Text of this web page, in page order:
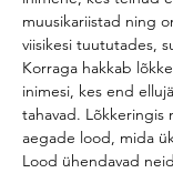
muusikariistad ning
viisikesi tuututades,
Korraga hakkab
inimesi, kes end
tahavad. Lõkkeringis
aegade lood, mida
Lood ühendavad